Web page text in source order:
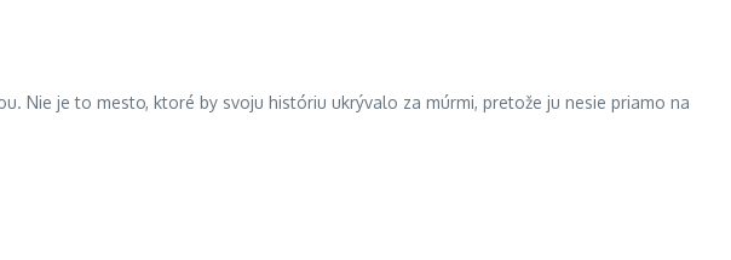
Nie je to mesto, ktoré by svoju históriu ukrývalo za múrmi, pretože ju nesie priamo na